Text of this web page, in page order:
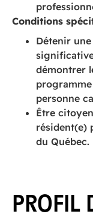
Conditions
Détenir
démontrer
personne
Être
résident(e)
du Québec.
PROFIL